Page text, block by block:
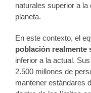
naturales superior a
planeta.
En este contexto, el
población realmente
inferior a la actual.
2.500 millones de
mantener estándares